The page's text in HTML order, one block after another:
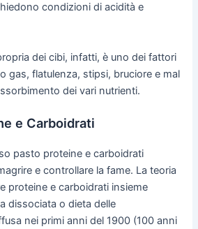
condizioni di acidità e
dei cibi, infatti, è uno dei fattori
gas, flatulenza, stipsi, bruciore e mal
dei vari nutrienti.
e Carboidrati
pasto proteine e carboidrati
e controllare la fame. La teoria
proteine e carboidrati insieme
dissociata o dieta delle
nei primi anni del 1900 (100 anni